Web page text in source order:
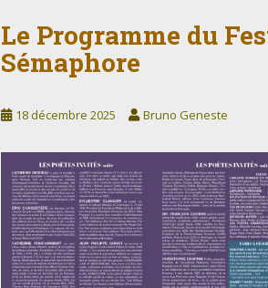
Le Programme du
Sémaphore
18 décembre 2025 Bruno Geneste